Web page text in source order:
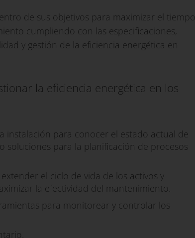
de sus objetivos para maximizar el tiempo
cumpliendo con las especificaciones,
y gestión de la eficiencia energética en
la eficiencia energética en los
instalación para conocer el estado actual de
soluciones para la planificación de procesos
el ciclo de vida de los activos y
la efectividad del mantenimiento.
para monitorear y controlar los